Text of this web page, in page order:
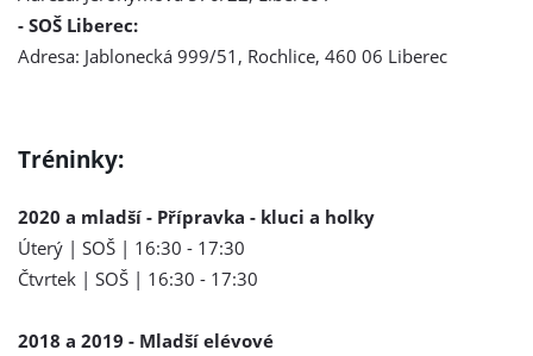
- SOŠ Liberec:
Adresa: Jablonecká 999/51, Rochlice, 460 06 Liberec
Tréninky:
2020 a mladší - Přípravka - kluci a holky
Úterý | SOŠ | 16:30 - 17:30
Čtvrtek | SOŠ | 16:30 - 17:30
2018 a 2019 - Mladší elévové